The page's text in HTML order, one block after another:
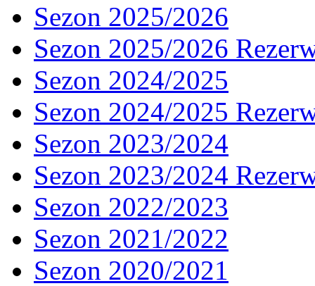
Sezon 2025/2026
Sezon 2025/2026
Sezon 2024/2025
Sezon 2024/2025
Sezon 2023/2024
Sezon 2023/2024
Sezon 2022/2023
Sezon 2021/2022
Sezon 2020/2021